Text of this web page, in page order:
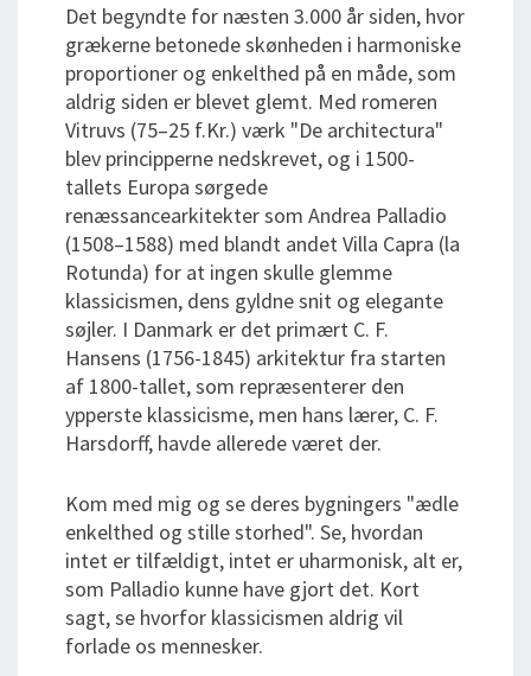
Det begyndte for næsten 3.000 år siden, hvor
grækerne betonede skønheden i harmoniske
proportioner og enkelthed på en måde, som
aldrig siden er blevet glemt. Med romeren
Vitruvs (75–25 f.Kr.) værk "De architectura"
blev principperne nedskrevet, og i 1500-
tallets Europa sørgede
renæssancearkitekter som Andrea Palladio
(1508–1588) med blandt andet Villa Capra (la
Rotunda) for at ingen skulle glemme
klassicismen, dens gyldne snit og elegante
søjler. I Danmark er det primært C. F.
Hansens (1756-1845) arkitektur fra starten
af 1800-tallet, som repræsenterer den
ypperste klassicisme, men hans lærer, C. F.
Harsdorff, havde allerede været der.
Kom med mig og se deres bygningers "ædle
enkelthed og stille storhed". Se, hvordan
intet er tilfældigt, intet er uharmonisk, alt er,
som Palladio kunne have gjort det. Kort
sagt, se hvorfor klassicismen aldrig vil
forlade os mennesker.